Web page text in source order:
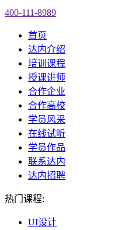
400-111-8989
首页
达内介绍
培训课程
授课讲师
合作企业
合作高校
学员风采
在线试听
学员作品
联系达内
达内招聘
热门课程:
UI设计